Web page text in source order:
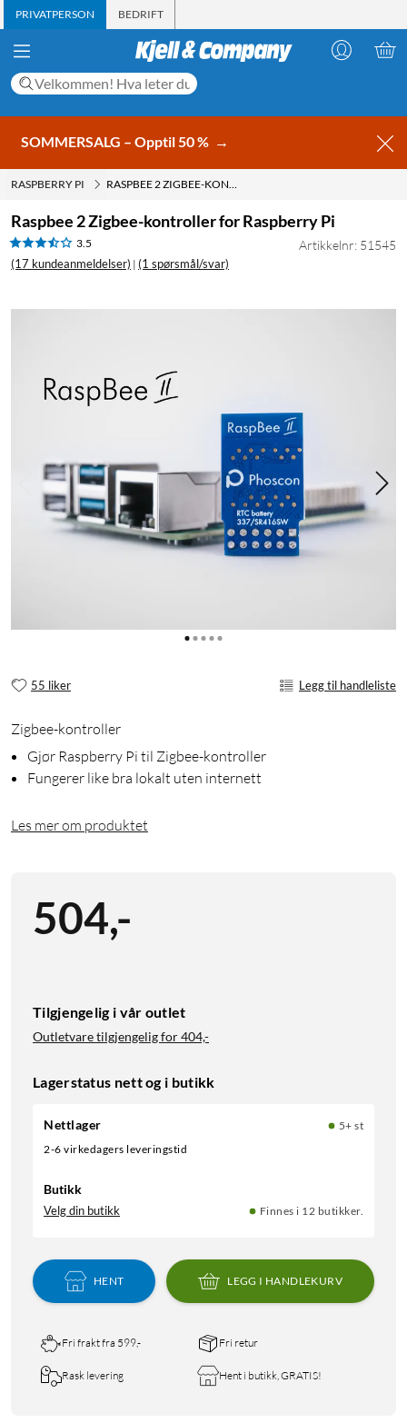
PRIVATPERSON BEDRIFT
SOMMERSALG – Opptil 50 % →
RASPBERRY PI RASPBEE 2 ZIGBEE-KONTROLLER FOR RASPBERRY PI
Raspbee 2 Zigbee-kontroller for Raspberry Pi
3.5
(17 kundeanmeldelser) | (1 spørsmål/svar)
Artikkelnr: 51545
55 liker Legg til handleliste
Zigbee-kontroller
Gjør Raspberry Pi til Zigbee-kontroller
Fungerer like bra lokalt uten internett
Les mer om produktet
504,-
Tilgjengelig i vår outlet
Outletvare tilgjengelig for404,-
Lagerstatus nett og i butikk
Nettlager
5+ st
2-6 virkedagers leveringstid
Butikk
Velg din butikk Finnes i 12 butikker.
HENT LEGG I HANDLEKURV
Fri frakt fra 599,- Fri retur
Rask levering Hent i butikk, GRATIS!